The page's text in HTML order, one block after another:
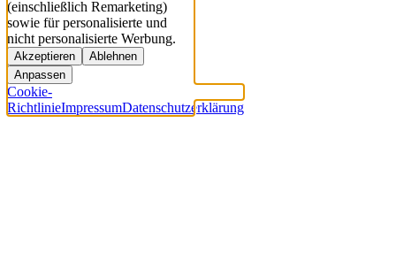
(einschließlich Remarketing)
sowie für personalisierte und
nicht personalisierte Werbung.
Akzeptieren
Ablehnen
Anpassen
Cookie-
RichtlinieImpressumDatenschutzerklärung